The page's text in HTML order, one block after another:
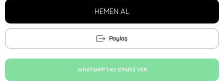
Paylaş
WHATSAPP'TAN SIPARIŞ VER